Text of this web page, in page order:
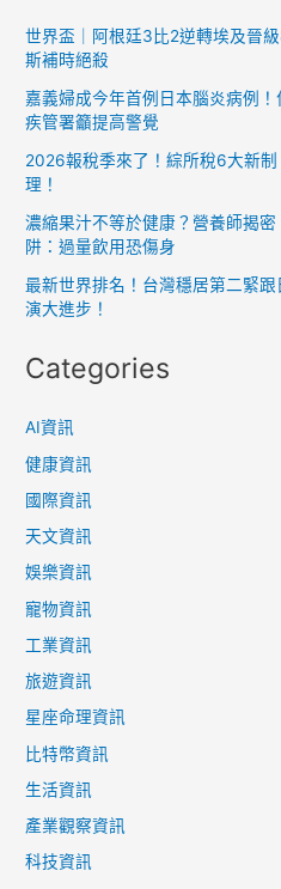
世界盃｜阿根廷3比2逆轉埃及晉
斯補時絕殺
嘉義婦成今年首例日本腦炎病例
疾管署籲提高警覺
2026報稅季來了！綜所稅6大新
理！
濃縮果汁不等於健康？營養師揭
阱：過量飲用恐傷身
最新世界排名！台灣穩居第二緊
演大進步！
Categories
AI資訊
健康資訊
國際資訊
天文資訊
娛樂資訊
寵物資訊
工業資訊
旅遊資訊
星座命理資訊
比特幣資訊
生活資訊
產業觀察資訊
科技資訊